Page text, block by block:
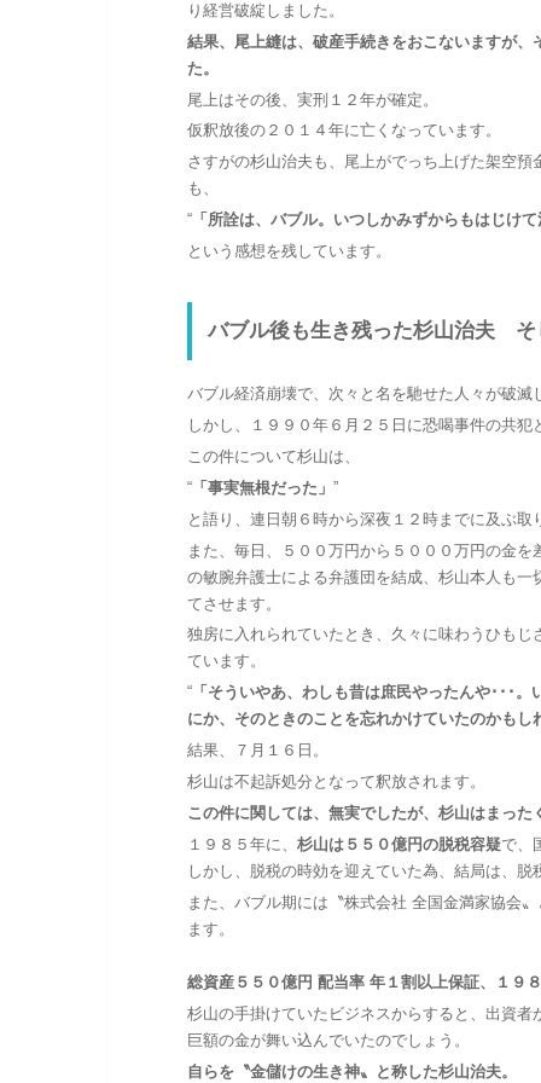
り経営破綻しました。
結果、尾上縫は、破産手続きをおこないますが
た。
尾上はその後、実刑１２年が確定。
仮釈放後の２０１４年に亡くなっています。
さすがの杉山治夫も、尾上がでっち上げた架空
も、
“「所詮は、バブル。いつしかみずからもはじけ
という感想を残しています。
バブル後も生き残った杉山治夫 そ
バブル経済崩壊で、次々と名を馳せた人々が破
しかし、１９９０年６月２５日に恐喝事件の共
この件について杉山は、
“「事実無根だった」 ”
と語り、連日朝６時から深夜１２時までに及ぶ取
また、毎日、５００万円から５０００万円の金
の敏腕弁護士による弁護団を結成、杉山本人も
てさせます。
独房に入れられていたとき、久々に味わうひも
ています。
“「そういやあ、わしも昔は庶民やったんや･･･
にか、そのときのことを忘れかけていたのかもし
結果、７月１６日。
杉山は不起訴処分となって釈放されます。
この件に関しては、無実でしたが、杉山はまっ
１９８５年に、 杉山は５５０億円の脱税容疑で、
しかし、脱税の時効を迎えていた為、結局は、
また、バブル期には〝株式会社 全国金満家協会
ます。
総資産５５０億円 配当率 年１割以上保証、１９
杉山の手掛けていたビジネスからすると、出資
巨額の金が舞い込んでいたのでしょう。
自らを〝金儲けの生き神〟と称した杉山治夫。